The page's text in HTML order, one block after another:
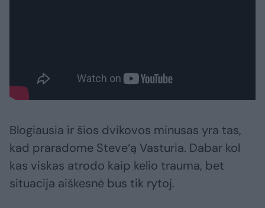
Blogiausia ir šios dvikovos minusas yra tas,
kad praradome Steve‘ą Vasturia. Dabar kol
kas viskas atrodo kaip kelio trauma, bet
situacija aiškesnė bus tik rytoj.